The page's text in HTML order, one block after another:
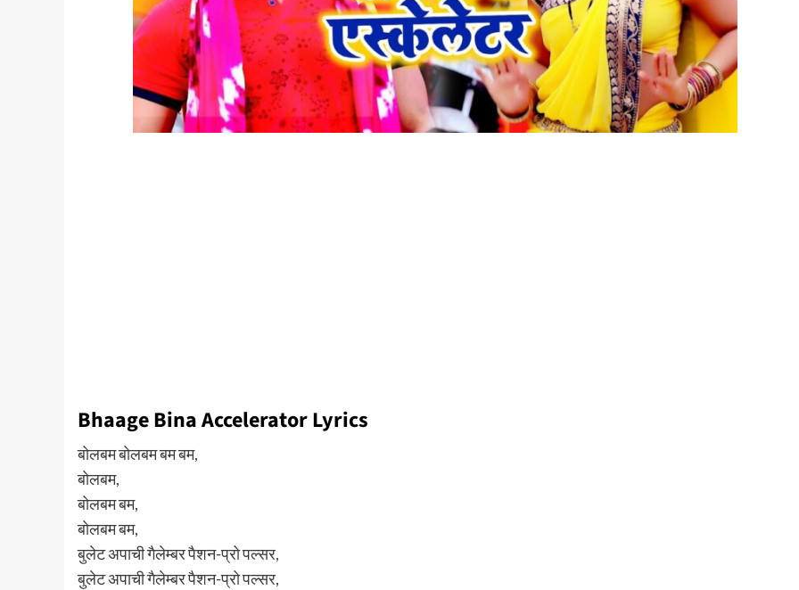
Bhaage Bina Accelerator Lyrics
बोलबम बोलबम बम बम,
बोलबम,
बोलबम बम,
बोलबम बम,
बुलेट अपाची गैलेम्बर पैशन-प्रो पल्सर,
बुलेट अपाची गैलेम्बर पैशन-प्रो पल्सर,